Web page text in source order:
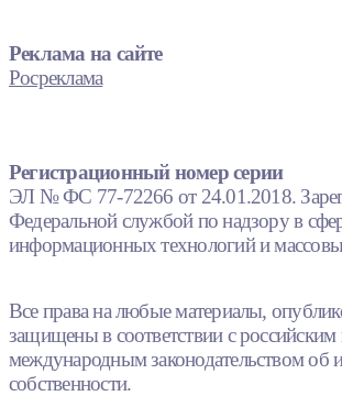
Реклама на сайте
Росреклама
Регистрационный номер серии
ЭЛ № ФС 77-72266 от 24.01.2018.
Федеральной службой по надзору в
информационных технологий и
Все права на любые материалы,
защищены в соответствии с российским
международным законодательством об
собственности.